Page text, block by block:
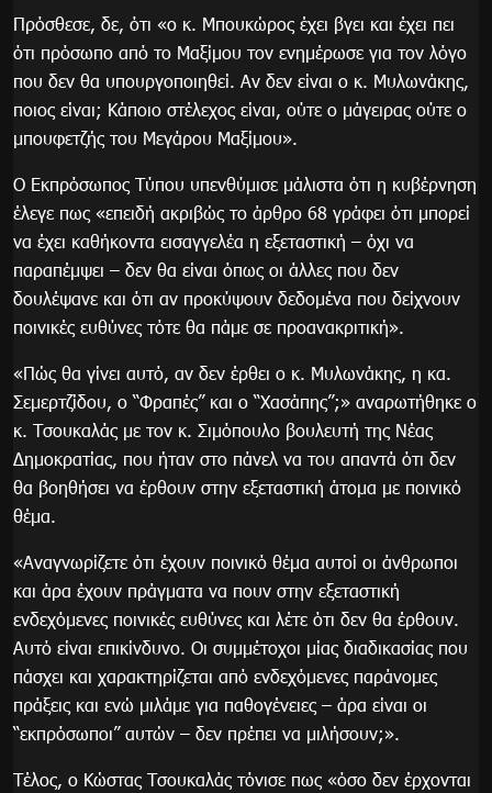
Πρόσθεσε, δε, ότι «ο κ. Μπουκώρος έχει βγει και έχει πει
ότι πρόσωπο από το Μαξίμου τον ενημέρωσε για τον λόγο
που δεν θα υπουργοποιηθεί. Αν δεν είναι ο κ. Μυλωνάκης,
ποιος είναι; Κάποιο στέλεχος είναι, ούτε ο μάγειρας ούτε ο
μπουφετζής του Μεγάρου Μαξίμου».
Ο Εκπρόσωπος Τύπου υπενθύμισε μάλιστα ότι η κυβέρνηση
έλεγε πως «επειδή ακριβώς το άρθρο 68 γράφει ότι μπορεί
να έχει καθήκοντα εισαγγελέα η εξεταστική – όχι να
παραπέμψει – δεν θα είναι όπως οι άλλες που δεν
δουλέψανε και ότι αν προκύψουν δεδομένα που δείχνουν
ποινικές ευθύνες τότε θα πάμε σε προανακριτική».
«Πώς θα γίνει αυτό, αν δεν έρθει ο κ. Μυλωνάκης, η κα.
Σεμερτζίδου, ο “Φραπές” και ο “Χασάπης”;» αναρωτήθηκε ο
κ. Τσουκαλάς με τον κ. Σιμόπουλο βουλευτή της Νέας
Δημοκρατίας, που ήταν στο πάνελ να του απαντά ότι δεν
θα βοηθήσει να έρθουν στην εξεταστική άτομα με ποινικό
θέμα.
«Αναγνωρίζετε ότι έχουν ποινικό θέμα αυτοί οι άνθρωποι
και άρα έχουν πράγματα να πουν στην εξεταστική
ενδεχόμενες ποινικές ευθύνες και λέτε ότι δεν θα έρθουν.
Αυτό είναι επικίνδυνο. Οι συμμέτοχοι μίας διαδικασίας που
πάσχει και χαρακτηρίζεται από ενδεχόμενες παράνομες
πράξεις και ενώ μιλάμε για παθογένειες – άρα είναι οι
“εκπρόσωποι” αυτών – δεν πρέπει να μιλήσουν;».
Τέλος, ο Κώστας Τσουκαλάς τόνισε πως «όσο δεν έρχονται